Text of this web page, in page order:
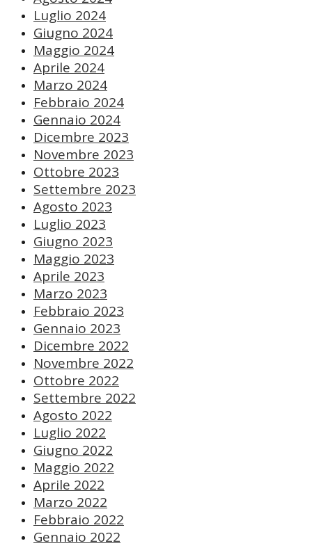
Luglio 2024
Giugno 2024
Maggio 2024
Aprile 2024
Marzo 2024
Febbraio 2024
Gennaio 2024
Dicembre 2023
Novembre 2023
Ottobre 2023
Settembre 2023
Agosto 2023
Luglio 2023
Giugno 2023
Maggio 2023
Aprile 2023
Marzo 2023
Febbraio 2023
Gennaio 2023
Dicembre 2022
Novembre 2022
Ottobre 2022
Settembre 2022
Agosto 2022
Luglio 2022
Giugno 2022
Maggio 2022
Aprile 2022
Marzo 2022
Febbraio 2022
Gennaio 2022